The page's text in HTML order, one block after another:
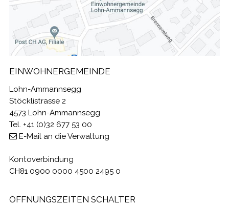
EINWOHNERGEMEINDE
Lohn-Ammannsegg
Stöcklistrasse 2
4573 Lohn-Ammannsegg
Tel. +41 (0)32 677 53 00
E-Mail an die Verwaltung
Kontoverbindung
CH81 0900 0000 4500 2495 0
ÖFFNUNGSZEITEN SCHALTER